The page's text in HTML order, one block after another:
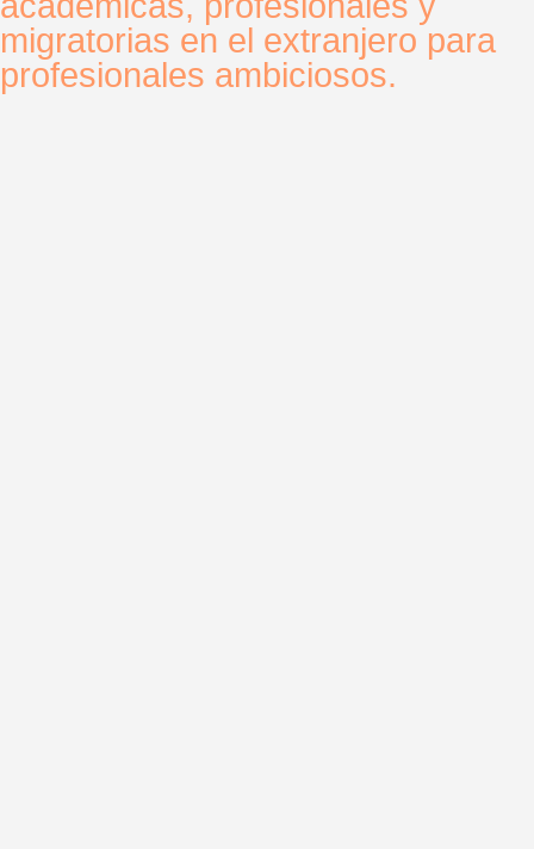
migratorias en el extranjero para
profesionales ambiciosos.